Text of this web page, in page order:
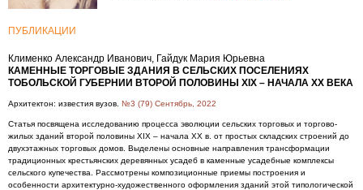
ПУБЛИКАЦИИ
Клименко Александр Иванович, Гайдук Мария Юрьевна
КАМЕННЫЕ ТОРГОВЫЕ ЗДАНИЯ В СЕЛЬСКИХ ПОСЕЛЕНИЯХ
ТОБОЛЬСКОЙ ГУБЕРНИИ ВТОРОЙ ПОЛОВИНЫ XIX – НАЧАЛА XX ВЕКА
Архитектон: известия вузов. №3 (79) Сентябрь, 2022
Статья посвящена исследованию процесса эволюции сельских торговых и торгово-
жилых зданий второй половины XIX – начала XX в. от простых складских строений до
двухэтажных торговых домов. Выделены основные направления трансформации
традиционных крестьянских деревянных усадеб в каменные усадебные комплексы
сельского купечества. Рассмотрены композиционные приемы построения и
особенности архитектурно-художественного оформления зданий этой типологической